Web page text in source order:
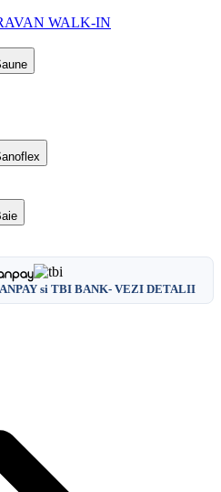
WALK-IN
si TBI BANK- VEZI DETALII